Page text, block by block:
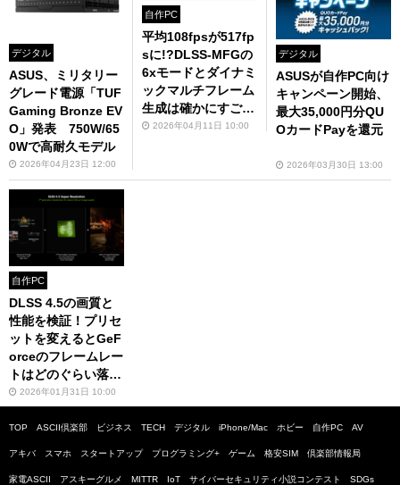
デジタル
ASUS、ミリタリー
グレード電源「TUF
Gaming Bronze EV
O」発表 750W/65
0Wで高耐久モデル
2026年04月23日 12:00
自作PC
平均108fpsが517fp
sに!?DLSS-MFGの
6xモードとダイナミ
ックマルチフレーム
生成は確かにすごか
った、でも弱点もあ
2026年04月11日 10:00
デジタル
ASUSが自作PC向け
キャンペーン開始、
最大35,000円分QU
OカードPayを還元
2026年03月30日 13:00
自作PC
DLSS 4.5の画質と
性能を検証！プリセ
ットを変えるとGeF
orceのフレームレー
トはどのぐらい落ち
る？2026年01月31日 10:00
TOP ASCII倶楽部 ビジネス TECH デジタル iPhone/Mac ホビー 自作PC AV
アキバ スマホ スタートアップ プログラミング+ ゲーム 格安SIM 倶楽部情報局
家電ASCII アスキーグルメ MITTR IoT サイバーセキュリティ小説コンテスト SDGs